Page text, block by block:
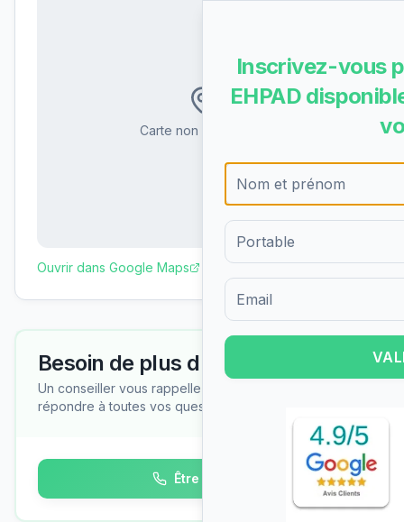
Carte non disponible
Ouvrir dans Google Maps
Besoin de plus d'informations ?
Un conseiller vous rappelle gratuitement pour
répondre à toutes vos questions
Être rappelé
Inscrivez-vous
EHPAD
Formulaire d'inscription pour